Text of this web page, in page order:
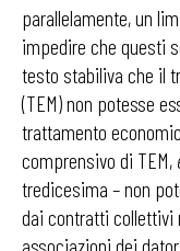
parallelamente, un
impedire che questi
testo stabiliva che il
(TEM) non potesse
trattamento
comprensivo di TEM,
tredicesima – non
dai contratti collettivi
associazioni dei